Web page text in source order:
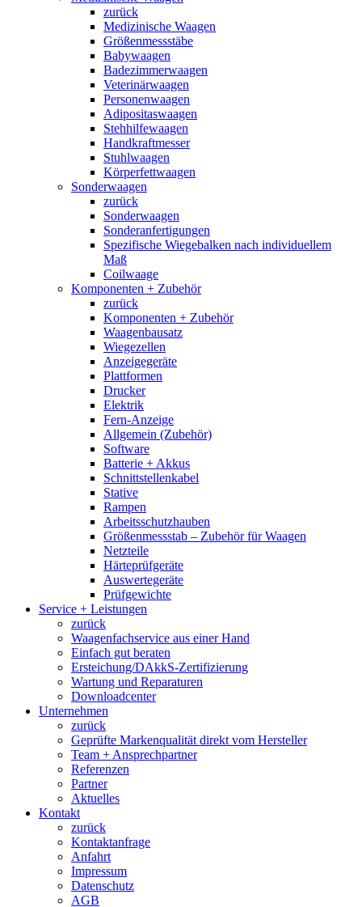
zurück
Medizinische Waagen
Größenmessstäbe
Babywaagen
Badezimmerwaagen
Veterinärwaagen
Personenwaagen
Adipositaswaagen
Stehhilfewaagen
Handkraftmesser
Stuhlwaagen
Körperfettwaagen
Sonderwaagen
zurück
Sonderwaagen
Sonderanfertigungen
Spezifische Wiegebalken nach individuellem
Maß
Coilwaage
Komponenten + Zubehör
zurück
Komponenten + Zubehör
Waagenbausatz
Wiegezellen
Anzeigegeräte
Plattformen
Drucker
Elektrik
Fern-Anzeige
Allgemein (Zubehör)
Software
Batterie + Akkus
Schnittstellenkabel
Stative
Rampen
Arbeitsschutzhauben
Größenmessstab – Zubehör für Waagen
Netzteile
Härteprüfgeräte
Auswertegeräte
Prüfgewichte
Service + Leistungen
zurück
Waagenfachservice aus einer Hand
Einfach gut beraten
Ersteichung/DAkkS-Zertifizierung
Wartung und Reparaturen
Downloadcenter
Unternehmen
zurück
Geprüfte Markenqualität direkt vom Hersteller
Team + Ansprechpartner
Referenzen
Partner
Aktuelles
Kontakt
zurück
Kontaktanfrage
Anfahrt
Impressum
Datenschutz
AGB